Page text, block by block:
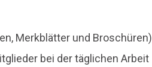
Merkblätter und Broschüren)
bei der täglichen Arbeit